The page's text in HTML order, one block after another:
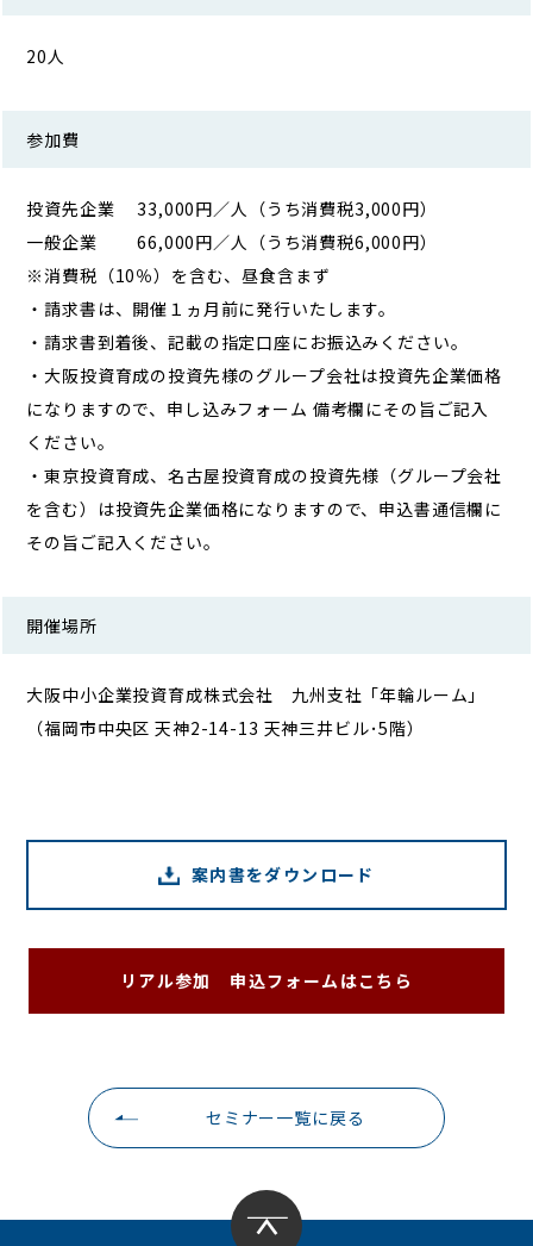
20人
参加費
投資先企業 33,000円／人（うち消費税3,000円）
一般企業 66,000円／人（うち消費税6,000円）
※消費税（10％）を含む、昼食含まず
・請求書は、開催１ヵ月前に発行いたします。
・請求書到着後、記載の指定口座にお振込みください。
・大阪投資育成の投資先様のグループ会社は投資先企業価格
になりますので、申し込みフォーム 備考欄にその旨ご記入
ください。
・東京投資育成、名古屋投資育成の投資先様（グループ会社
を含む）は投資先企業価格になりますので、申込書通信欄に
その旨ご記入ください。
開催場所
大阪中小企業投資育成株式会社 九州支社「年輪ルーム」
（福岡市中央区 天神2-14-13 天神三井ビル･5階）
案内書をダウンロード
リアル参加 申込フォームはこちら
セミナー一覧に戻る